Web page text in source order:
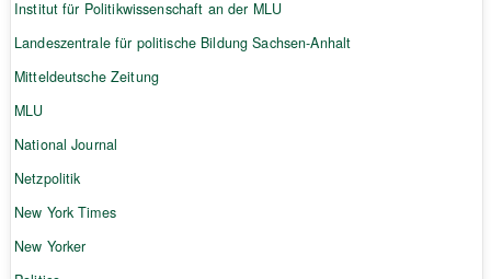
Institut für Politikwissenschaft an der MLU
Landeszentrale für politische Bildung Sachsen-Anhalt
Mitteldeutsche Zeitung
MLU
National Journal
Netzpolitik
New York Times
New Yorker